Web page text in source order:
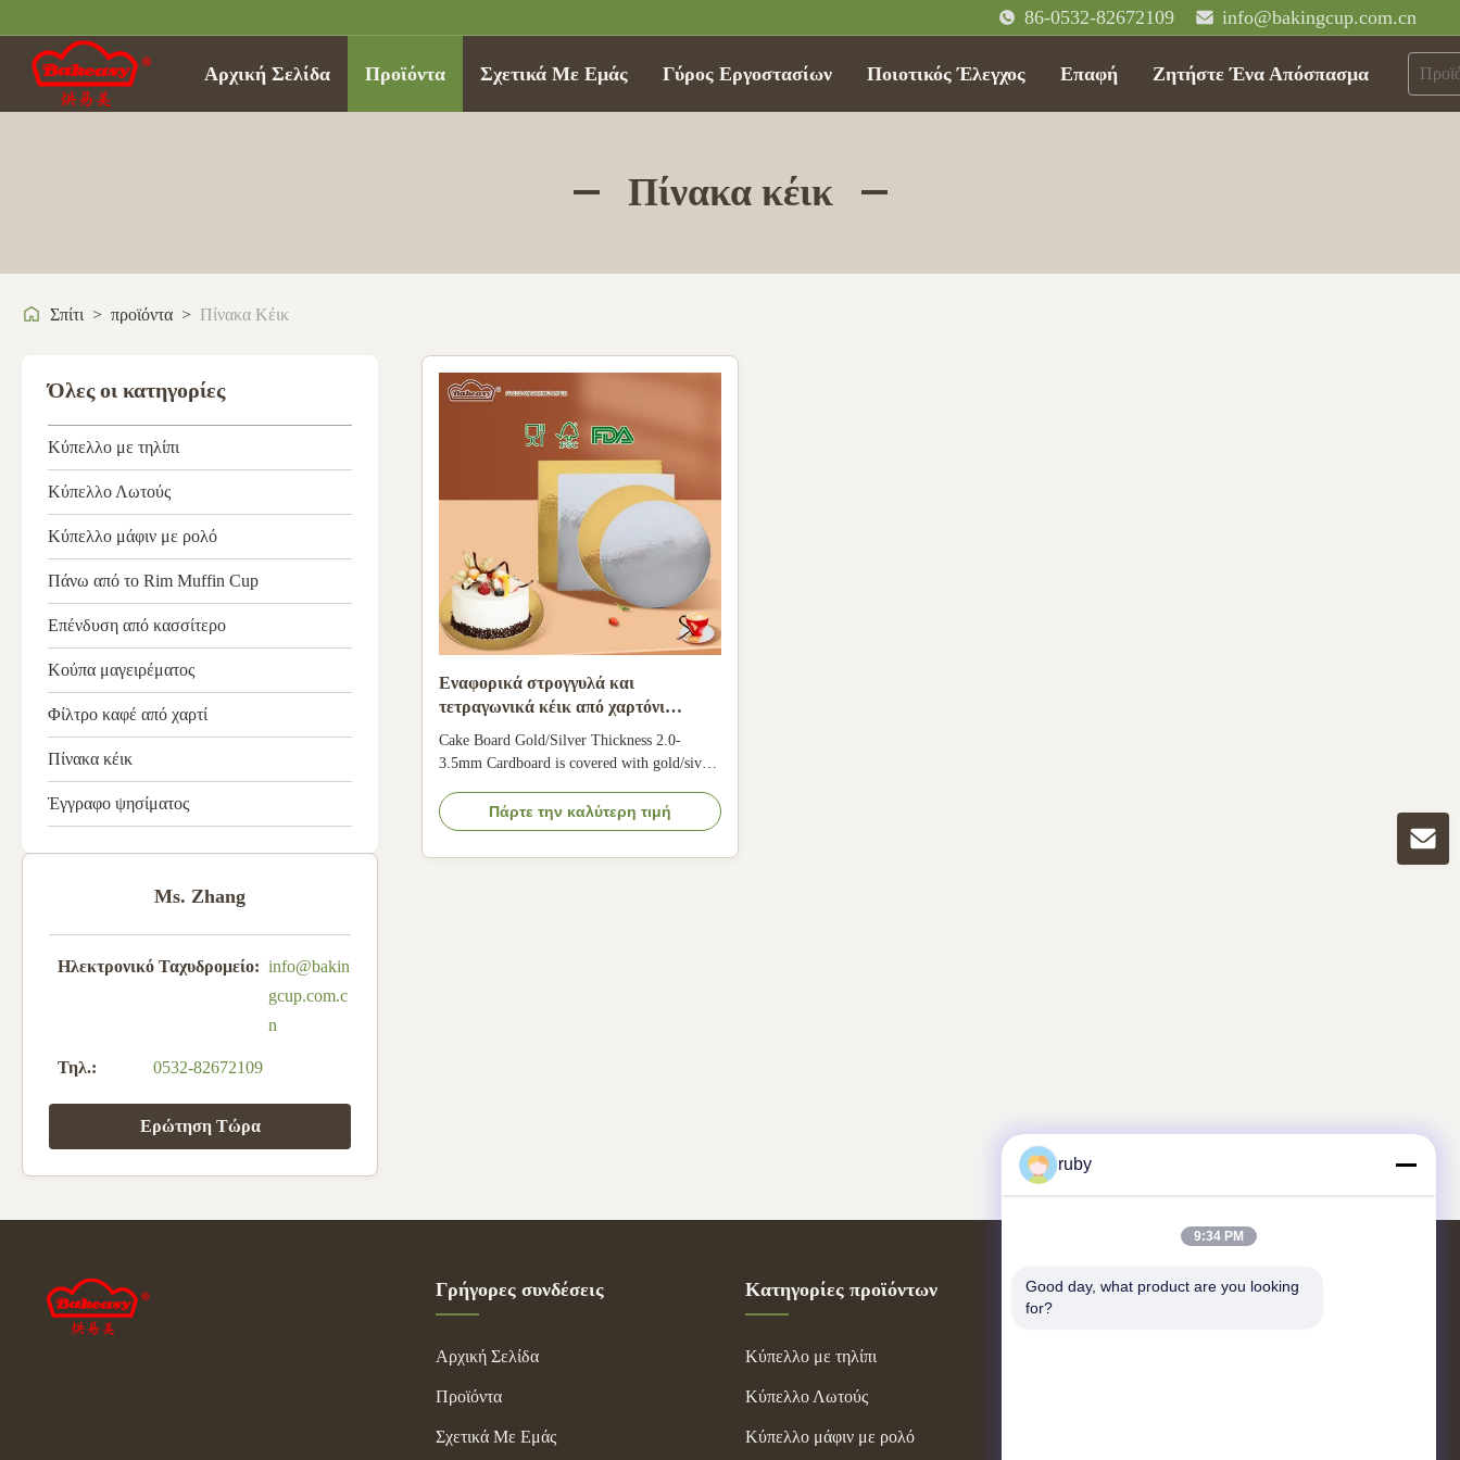
86-0532-82672109 info@bakingcup.com.cn
Αρχική Σελίδα Προϊόντα Σχετικά Με Εμάς Γύρος Εργοστασίων Ποιοτικός Έλεγχος Επαφή Ζητήστε Ένα Απόσπασμα
Πίνακα κέικ
Σπίτι > προϊόντα > Πίνακα Κέικ
Όλες οι κατηγορίες
Κύπελλο με τηλίπι
Κύπελλο Λωτούς
Κύπελλο μάφιν με ρολό
Πάνω από το Rim Muffin Cup
Επένδυση από κασσίτερο
Κούπα μαγειρέματος
Φίλτρο καφέ από χαρτί
Πίνακα κέικ
Έγγραφο ψησίματος
Ms. Zhang
Ηλεκτρονικό Ταχυδρομείο: info@bakin
gcup.com.c
n
Τηλ.: 0532-82672109
Ερώτηση Τώρα
Εναφορικά στρογγυλά και
τετραγωνικά κέικ από χαρτόνι
Πίνακες βάσης κέικ τύμπανο
Cake Board Gold/Silver Thickness 2.0-
3.5mm Cardboard is covered with gold/siver
machine.It is grease-resistant, food safe.
Size:3"~24"
Πάρτε την καλύτερη τιμή
Γρήγορες συνδέσεις
Αρχική Σελίδα
Προϊόντα
Σχετικά Με Εμάς
Κατηγορίες προϊόντων
Κύπελλο με τηλίπι
Κύπελλο Λωτούς
Κύπελλο μάφιν με ρολό
Μας ελάτε σε επαφή με
ruby
9:34 PM
Good day, what product are you looking
for?